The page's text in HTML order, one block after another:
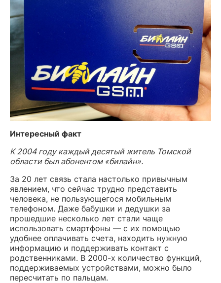
Интересный факт
К 2004 году каждый десятый житель Томской
области был абонентом «билайн».
За 20 лет связь стала настолько привычным
явлением, что сейчас трудно представить
человека, не пользующегося мобильным
телефоном. Даже бабушки и дедушки за
прошедшие несколько лет стали чаще
использовать смартфоны — с их помощью
удобнее оплачивать счета, находить нужную
информацию и поддерживать контакт с
родственниками. В 2000-х количество функций,
поддерживаемых устройствами, можно было
пересчитать по пальцам.